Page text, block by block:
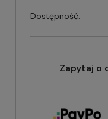
Dostępność:
Zapytaj o